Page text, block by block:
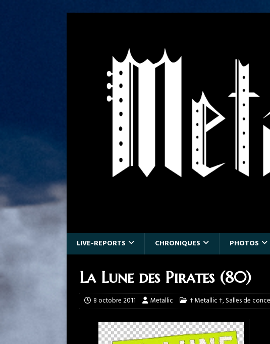
LIVE-REPORTS CHRONIQUES PHOTOS
La Lune des Pirates (80)
8 octobre 2011 Metallic † Metallic †,Salles de